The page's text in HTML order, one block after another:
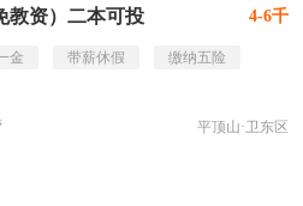
教资）二本可投 4-6千
金 带薪休假
缴纳五险
平顶山·卫东区